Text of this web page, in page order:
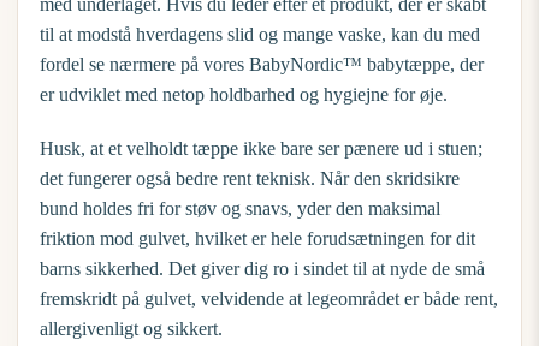
med underlaget. Hvis du leder efter et produkt, der er skabt
til at modstå hverdagens slid og mange vaske, kan du med
fordel se nærmere på vores BabyNordic™ babytæppe, der
er udviklet med netop holdbarhed og hygiejne for øje.
Husk, at et velholdt tæppe ikke bare ser pænere ud i stuen;
det fungerer også bedre rent teknisk. Når den skridsikre
bund holdes fri for støv og snavs, yder den maksimal
friktion mod gulvet, hvilket er hele forudsætningen for dit
barns sikkerhed. Det giver dig ro i sindet til at nyde de små
fremskridt på gulvet, velvidende at legeområdet er både rent,
allergivenligt og sikkert.